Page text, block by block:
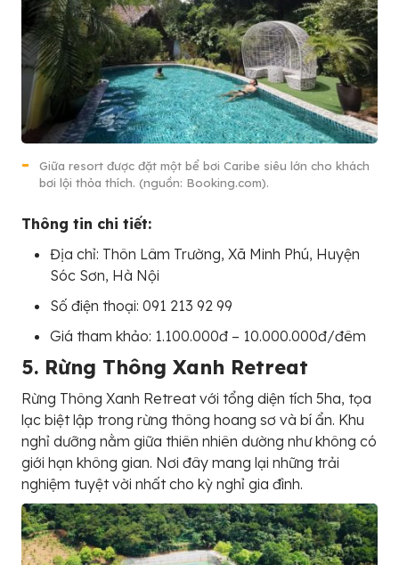
Giữa resort được đặt một bể bơi Caribe siêu lớn cho khách
bơi lội thỏa thích. (nguồn: Booking.com).
Thông tin chi tiết:
Địa chỉ: Thôn Lâm Trường, Xã Minh Phú, Huyện
Sóc Sơn, Hà Nội
Số điện thoại: 091 213 92 99
Giá tham khảo: 1.100.000đ – 10.000.000đ/đêm
5. Rừng Thông Xanh Retreat
Rừng Thông Xanh Retreat với tổng diện tích 5ha, tọa
lạc biệt lập trong rừng thông hoang sơ và bí ẩn. Khu
nghỉ dưỡng nằm giữa thiên nhiên dường như không có
giới hạn không gian. Nơi đây mang lại những trải
nghiệm tuyệt vời nhất cho kỳ nghỉ gia đình.